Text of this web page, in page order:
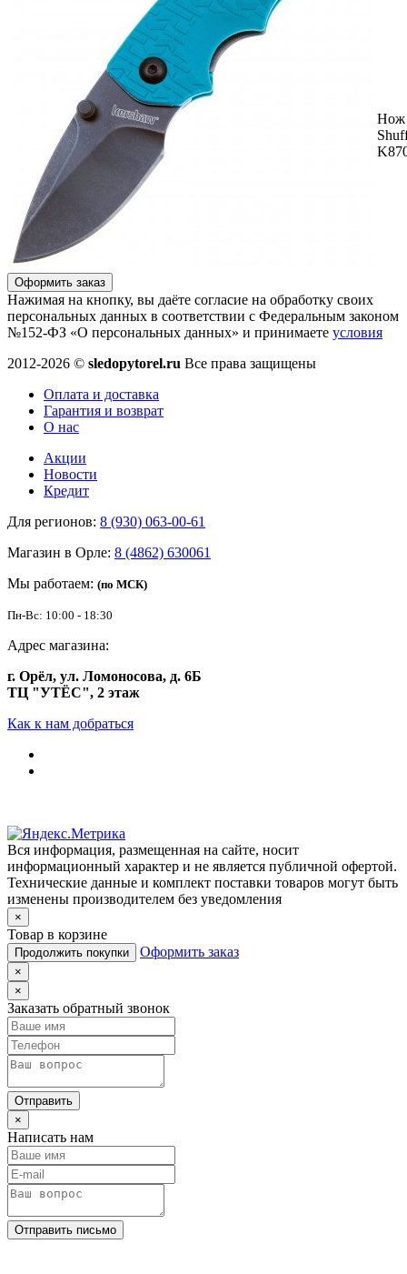
Нож
Оформить заказ
Нажимая на кнопку, вы даёте согласие на обработку своих
персональных данных в соответствии с Федеральным законом
№152-ФЗ «О персональных данных» и принимаете условия
2012-2026 © sledopytorel.ru Все права защищены
Оплата и доставка
Гарантия и возврат
О нас
Акции
Новости
Кредит
Для регионов: 8 (930) 063-00-61
Магазин в Орле: 8 (4862) 630061
Мы работаем: (по МСК)
Пн-Вс: 10:00 - 18:30
Адрес магазина:
г. Орёл, ул. Ломоносова, д. 6Б
ТЦ "УТЁС", 2 этаж
Как к нам добраться
Вся информация, размещенная на сайте, носит
информационный характер и не является публичной офертой.
Технические данные и комплект поставки товаров могут быть
изменены производителем без уведомления
×
Товар в корзине
Продолжить покупки Оформить заказ
×
×
Заказать обратный звонок
Отправить
×
Написать нам
Отправить письмо